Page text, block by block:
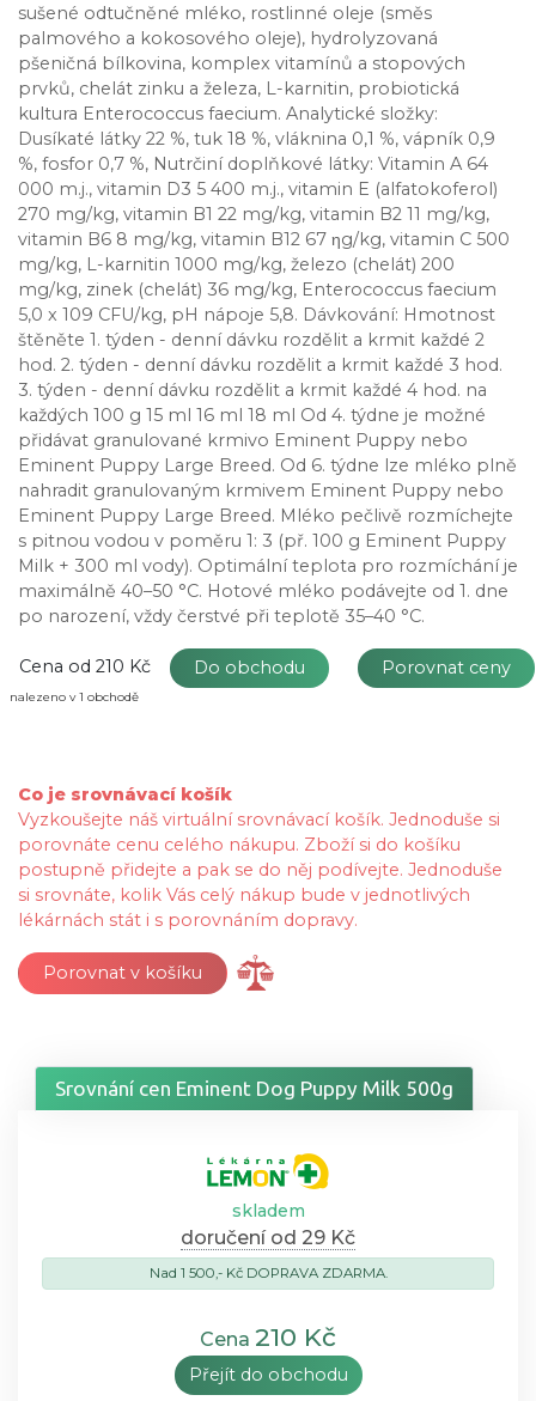
sušené odtučněné mléko, rostlinné oleje (směs
palmového a kokosového oleje), hydrolyzovaná
pšeničná bílkovina, komplex vitamínů a stopových
prvků, chelát zinku a železa, L-karnitin, probiotická
kultura Enterococcus faecium. Analytické složky:
Dusíkaté látky 22 %, tuk 18 %, vláknina 0,1 %, vápník 0,9
%, fosfor 0,7 %, Nutrčiní doplňkové látky: Vitamin A 64
000 m.j., vitamin D3 5 400 m.j., vitamin E (alfatokoferol)
270 mg/kg, vitamin B1 22 mg/kg, vitamin B2 11 mg/kg,
vitamin B6 8 mg/kg, vitamin B12 67 ηg/kg, vitamin C 500
mg/kg, L-karnitin 1000 mg/kg, železo (chelát) 200
mg/kg, zinek (chelát) 36 mg/kg, Enterococcus faecium
5,0 x 109 CFU/kg, pH nápoje 5,8. Dávkování: Hmotnost
štěněte 1. týden - denní dávku rozdělit a krmit každé 2
hod. 2. týden - denní dávku rozdělit a krmit každé 3 hod.
3. týden - denní dávku rozdělit a krmit každé 4 hod. na
každých 100 g 15 ml 16 ml 18 ml Od 4. týdne je možné
přidávat granulované krmivo Eminent Puppy nebo
Eminent Puppy Large Breed. Od 6. týdne lze mléko plně
nahradit granulovaným krmivem Eminent Puppy nebo
Eminent Puppy Large Breed. Mléko pečlivě rozmíchejte
s pitnou vodou v poměru 1: 3 (př. 100 g Eminent Puppy
Milk + 300 ml vody). Optimální teplota pro rozmíchání je
maximálně 40–50 °C. Hotové mléko podávejte od 1. dne
po narození, vždy čerstvé při teplotě 35–40 °C.
Cena od 210 Kč Do obchodu Porovnat ceny
nalezeno v 1 obchodě
Co je srovnávací košík
Vyzkoušejte náš virtuální srovnávací košík. Jednoduše si
porovnáte cenu celého nákupu. Zboží si do košíku
postupně přidejte a pak se do něj podívejte. Jednoduše
si srovnáte, kolik Vás celý nákup bude v jednotlivých
lékárnách stát i s porovnáním dopravy.
Porovnat v košíku
Srovnání cen Eminent Dog Puppy Milk 500g
skladem
doručení od 29 Kč
Nad 1 500,- Kč DOPRAVA ZDARMA.
Cena 210 Kč
Přejít do obchodu